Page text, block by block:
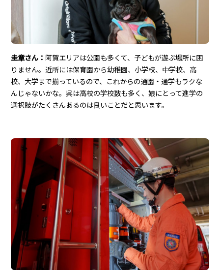
圭章さん： 阿賀エリアは公園も多くて、子どもが遊ぶ場所に困
りません。近所には保育園から幼稚園、小学校、中学校、高
校、大学まで揃っているので、これからの通園・通学もラクな
んじゃないかな。呉は高校の学校数も多く、娘にとって進学の
選択肢がたくさんあるのは良いことだと思います。